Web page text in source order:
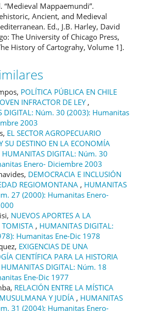
“Medieval Mappaemundi”.
Ancient, and Medieval
Ed., J.B. Harley, David
The University of Chicago Press,
History of Cartograhy, Volume 1].
POLÍTICA PÚBLICA EN CHILE
INFRACTOR DE LEY ,
DIGITAL: Núm. 30 (2003): Humanitas
2003
EL SECTOR AGROPECUARIO
SU DESTINO EN LA ECONOMÍA
HUMANITAS DIGITAL: Núm. 30
Enero- Diciembre 2003
DEMOCRACIA E INCLUSIÓN
REGIOMONTANA , HUMANITAS
27 (2000): Humanitas Enero-
NUEVOS APORTES A LA
TOMISTA , HUMANITAS DIGITAL:
Humanitas Ene-Dic 1978
EXIGENCIAS DE UNA
CIENTÍFICA PARA LA HISTORIA
HUMANITAS DIGITAL: Núm. 18
Ene-Dic 1977
RELACIÓN ENTRE LA MÍSTICA
Y JUDÍA , HUMANITAS
31 (2004): Humanitas Enero-